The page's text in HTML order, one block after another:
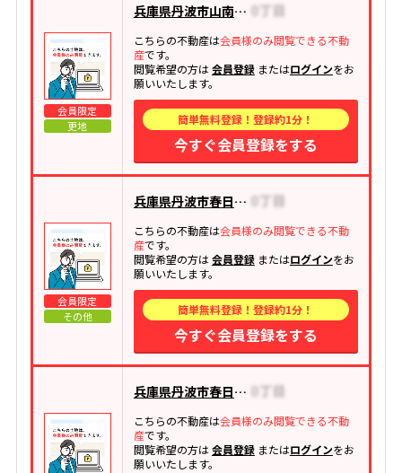
会員限定
更地
兵庫県丹波市山南町玉巻
こちらの不動産は会員様のみ閲覧できる不動
産です。
閲覧希望の方は会員登録またはログインをお
願いいたします。
簡単無料登録！登録約1分！
今すぐ会員登録をする
会員限定
その他
兵庫県丹波市春日町国領
こちらの不動産は会員様のみ閲覧できる不動
産です。
閲覧希望の方は会員登録またはログインをお
願いいたします。
簡単無料登録！登録約1分！
今すぐ会員登録をする
兵庫県丹波市春日町国領
こちらの不動産は会員様のみ閲覧できる不動
産です。
閲覧希望の方は会員登録またはログインをお
願いいたします。